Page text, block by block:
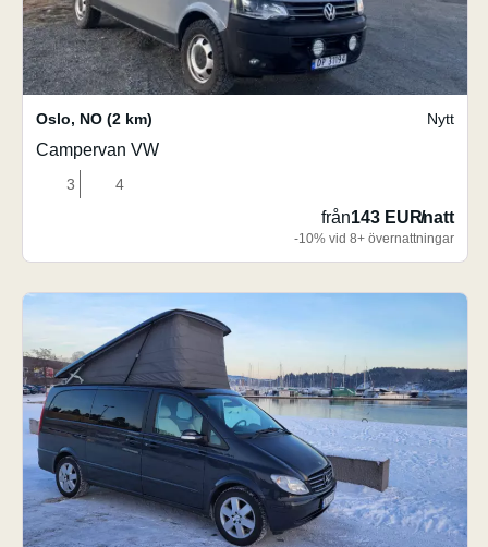
Oslo, NO (2 km) Nytt
Campervan VW
3 4
från143 EUR/natt
-10% vid 8+ övernattningar